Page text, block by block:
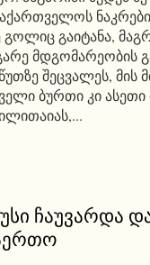
გაიტანა,
მდგომარეობის
შეცვალეს, მის
ბურთი კი ასეთი
ჩაუვარდა